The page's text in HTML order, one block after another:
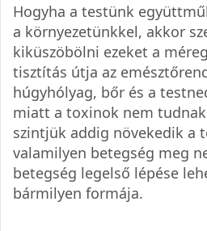
Hogyha a testünk
a környezetünkkel, akkor
kiküszöbölni ezeket a
tisztítás útja az
húgyhólyag, bőr és a
miatt a toxinok nem
szintjük addig növekedik a
valamilyen betegség meg
betegség legelső lépése
bármilyen formája.